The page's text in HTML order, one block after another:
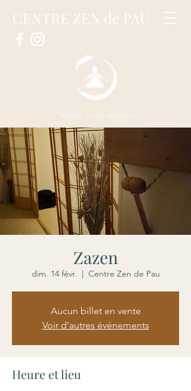
CENTRE ZEN de PAU
"Venez vous asseoir"
Zazen
dim. 14 févr.
  |
Centre Zen de Pau
Aucun billet en vente
Voir d'autres événements
Heure et lieu